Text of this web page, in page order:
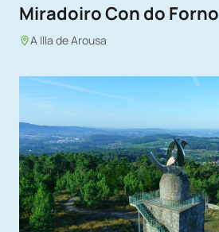
Miradoiro Con do Forno
A Illa de Arousa